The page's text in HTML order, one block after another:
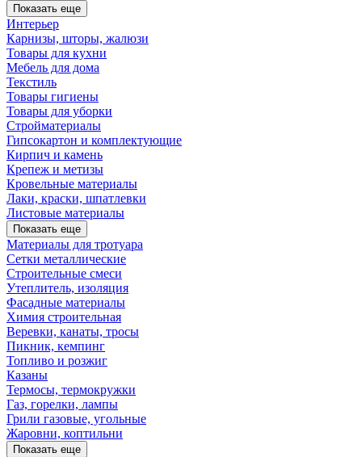
Показать еще
Интерьер
Карнизы, шторы, жалюзи
Товары для кухни
Мебель для дома
Текстиль
Товары гигиены
Товары для уборки
Стройматериалы
Гипсокартон и комплектующие
Кирпич и камень
Крепеж и метизы
Кровельные материалы
Лаки, краски, шпатлевки
Листовые материалы
Показать еще
Материалы для тротуара
Сетки металлические
Строительные смеси
Утеплитель, изоляция
Фасадные материалы
Химия строительная
Веревки, канаты, тросы
Пикник, кемпинг
Топливо и розжиг
Казаны
Термосы, термокружки
Газ, горелки, лампы
Грили газовые, угольные
Жаровни, коптильни
Показать еще